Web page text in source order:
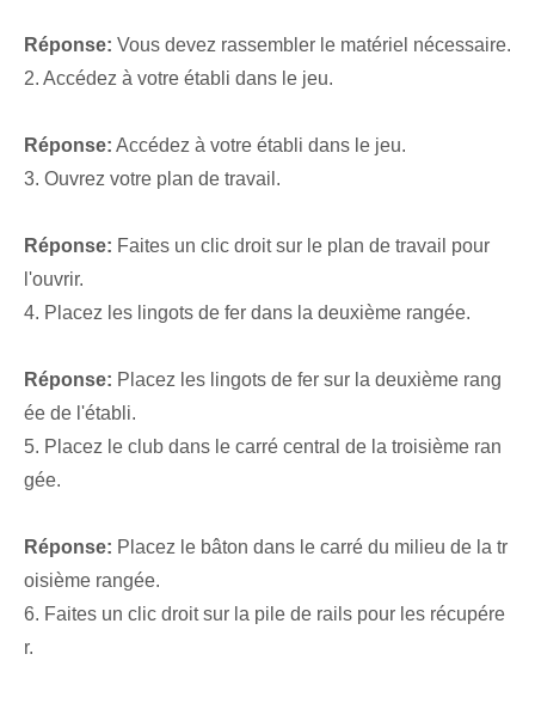
Réponse: Vous devez rassembler le matériel nécessaire.
2. Accédez à votre établi dans le jeu.
Réponse: Accédez à votre établi dans le jeu.
3. Ouvrez votre plan de travail.
Réponse: Faites un clic droit sur le plan de travail pour
l'ouvrir.
4. Placez les lingots de fer dans la deuxième rangée.
Réponse: Placez les lingots de fer sur la deuxième rang
ée de l'établi.
5. Placez le club dans le carré central de la troisième ran
gée.
Réponse: Placez le bâton dans le carré du milieu de la tr
oisième rangée.
6. Faites un clic droit sur la pile de rails pour les récupére
r.